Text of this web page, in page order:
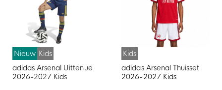
Nieuw Kids
adidas Arsenal Uittenue
2026-2027 Kids
Kids
adidas Arsenal Thuisset
2026-2027 Kids